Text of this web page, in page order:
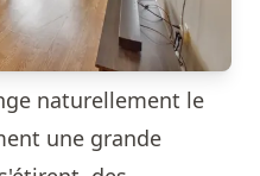
naturellement le
une grande